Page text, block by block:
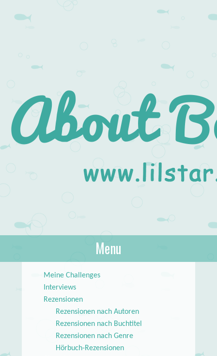
About Books
lilstar.de
Menu
Meine Challenges
Interviews
Rezensionen
Rezensionen nach Autoren
Rezensionen nach Buchtitel
Rezensionen nach Genre
Hörbuch-Rezensionen